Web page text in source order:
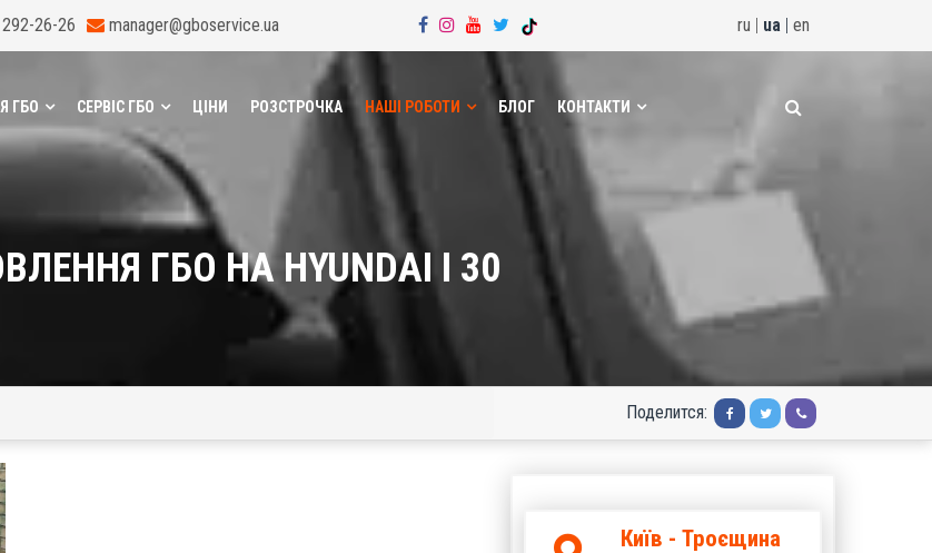
26-26 manager@gboservice.ua ru | ua | en
ГБО СЕРВІС ГБО ЦІНИ РОЗСТРОЧКА НАШІ РОБОТИ БЛОГ КОНТАКТИ
ГБО НА HYUNDAI I 30
Поделится:
Київ - Троєщина